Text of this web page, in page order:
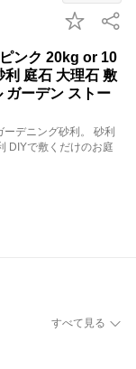
ンク 20kg or 10
利 庭石 大理石 敷
ガーデン ストー
デニング砂利。 砂利
DIYで敷くだけのお庭
すべて見る